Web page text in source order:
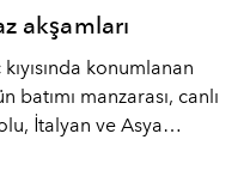
akşamları
konumlanan
batımı manzarası, canlı
İtalyan ve Asya